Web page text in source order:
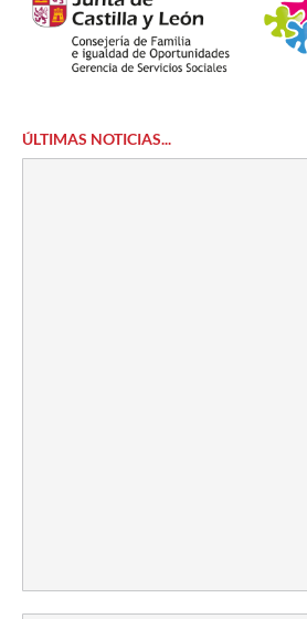
ÚLTIMAS NOTICIAS...